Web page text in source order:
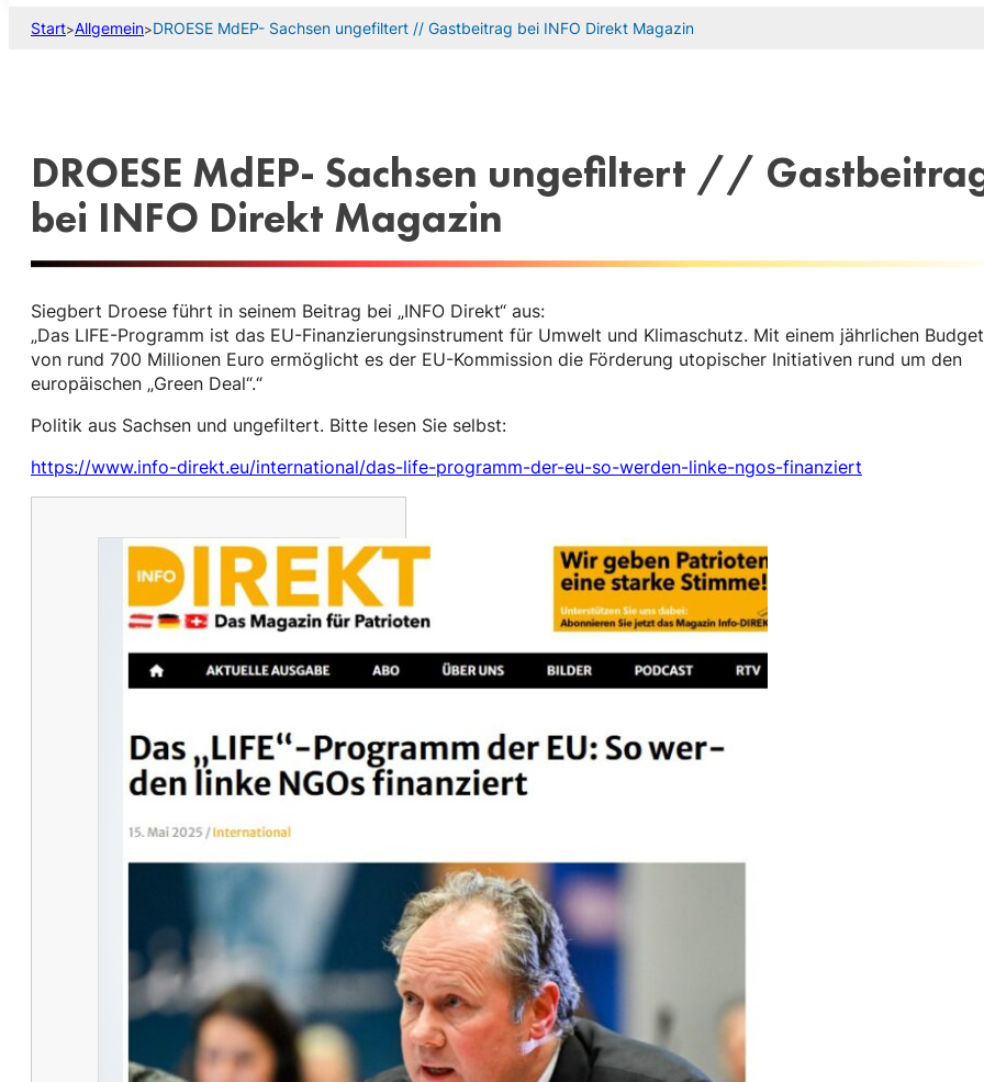
Start>Allgemein>DROESE MdEP- Sachsen ungefiltert // Gastbeitrag bei INFO Direkt Magazin
DROESE MdEP- Sachsen ungefiltert //
bei INFO Direkt Magazin
Siegbert Droese führt in seinem Beitrag bei „INFO Direkt“ aus:
„Das LIFE-Programm ist das EU-Finanzierungsinstrument für Umwelt und Klimaschutz. Mit einem jährlichen Budget
von rund 700 Millionen Euro ermöglicht es der EU-Kommission die Förderung utopischer Initiativen rund um den
europäischen „Green Deal“.“
Politik aus Sachsen und ungefiltert. Bitte lesen Sie selbst:
https://www.info-direkt.eu/international/das-life-programm-der-eu-so-werden-linke-ngos-finanziert